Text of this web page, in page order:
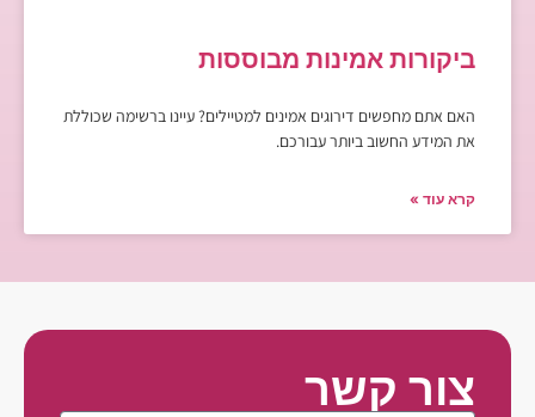
ביקורות אמינות מבוססות
האם אתם מחפשים דירוגים אמינים למטיילים? עיינו ברשימה שכוללת
את המידע החשוב ביותר עבורכם.
קרא עוד »
צור קשר